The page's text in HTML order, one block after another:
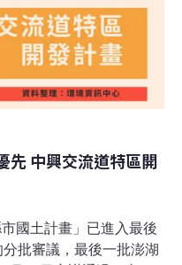
先 中興交流道特區開
國土計畫」已進入最後
批審議，最後一批澎湖